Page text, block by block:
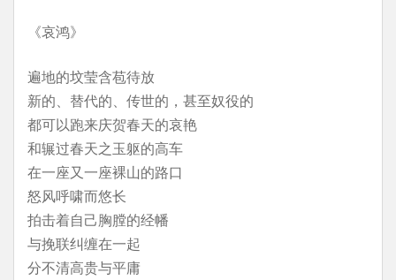
《哀鸿》
遍地的坟莹含苞待放
新的、替代的、传世的，甚至奴役的
都可以跑来庆贺春天的哀艳
和辗过春天之玉躯的高车
在一座又一座裸山的路口
怒风呼啸而悠长
拍击着自己胸膛的经幡
与挽联纠缠在一起
分不清高贵与平庸